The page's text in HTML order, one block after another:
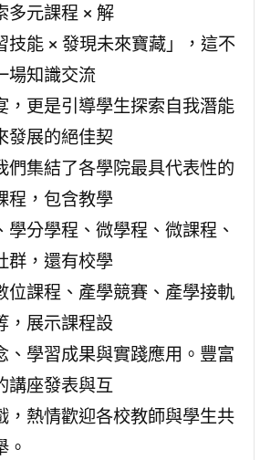
多元課程 × 解
技能 × 發現未來寶藏」，這不
場知識交流
，更是引導學生探索自我潛能
發展的絕佳契
們集結了各學院最具代表性的
程，包含教學
學分學程、微學程、微課程、
群，還有校學
位課程、產學競賽、產學接軌
，展示課程設
、學習成果與實踐應用。豐富
講座發表與互
，熱情歡迎各校教師與學生共
。